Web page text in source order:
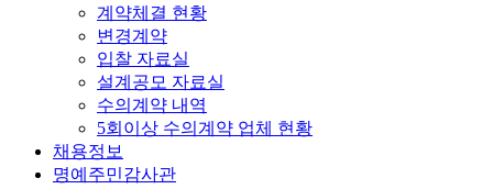
계약체결 현황
변경계약
입찰 자료실
설계공모 자료실
수의계약 내역
5회이상 수의계약 업체 현황
채용정보
명예주민감사관